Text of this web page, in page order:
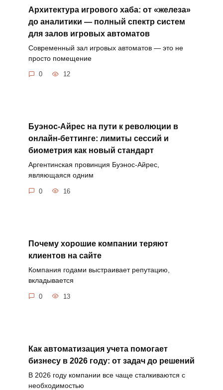
Архитектура игрового хаба: от «железа»
до аналитики — полный спектр систем
для залов игровых автоматов
Современный зал игровых автоматов — это не
просто помещение
0 12
Буэнос-Айрес на пути к революции в
онлайн-беттинге: лимиты сессий и
биометрия как новый стандарт
Аргентинская провинция Буэнос-Айрес,
являющаяся одним
0 16
Почему хорошие компании теряют
клиентов на сайте
Компания годами выстраивает репутацию,
вкладывается
0 13
Как автоматизация учета помогает
бизнесу в 2026 году: от задач до решений
В 2026 году компании все чаще сталкиваются с
необходимостью